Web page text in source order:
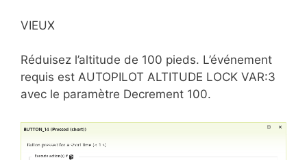
VIEUX
Réduisez l’altitude de 100 pieds. L’événement
requis est AUTOPILOT ALTITUDE LOCK VAR:3
avec le paramètre Decrement 100.